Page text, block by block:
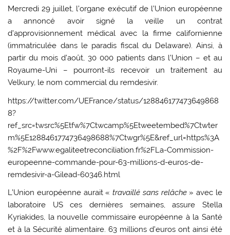
Mercredi 29 juillet, l’organe exécutif de l’Union européenne
a annoncé avoir signé la veille un contrat
d’approvisionnement médical avec la firme californienne
(immatriculée dans le paradis fiscal du Delaware). Ainsi, à
partir du mois d’août, 30 000 patients dans l’Union – et au
Royaume-Uni – pourront-ils recevoir un traitement au
Velkury, le nom commercial du remdesivir.
https://twitter.com/UEFrance/status/128846177473649868
8?
ref_src=twsrc%5Etfw%7Ctwcamp%5Etweetembed%7Ctwter
m%5E1288461774736498688%7Ctwgr%5E&ref_url=https%3A
%2F%2Fwww.egaliteetreconciliation.fr%2FLa-Commission-
europeenne-commande-pour-63-millions-d-euros-de-
remdesivir-a-Gilead-60346.html
L’Union européenne aurait «travaillé sans relâche» avec le
laboratoire US ces dernières semaines, assure Stella
Kyriakides, la nouvelle commissaire européenne à la Santé
et à la Sécurité alimentaire. 63 millions d’euros ont ainsi été